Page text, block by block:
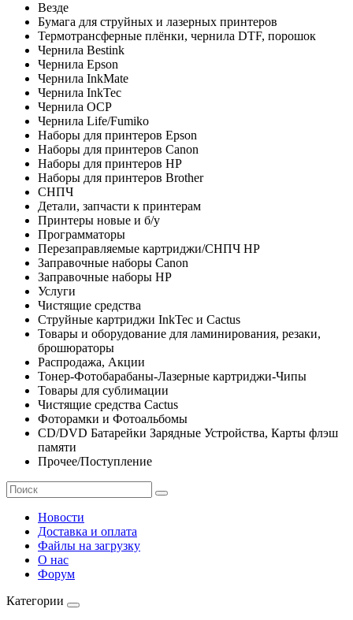
Везде
Бумага для струйных и лазерных принтеров
Термотрансферные плёнки, чернила DTF, порошок
Чернила Bestink
Чернила Epson
Чернила InkMate
Чернила InkTec
Чернила OCP
Чернила Life/Fumiko
Наборы для принтеров Epson
Наборы для принтеров Canon
Наборы для принтеров HP
Наборы для принтеров Brother
СНПЧ
Детали, запчасти к принтерам
Принтеры новые и б/у
Программаторы
Перезаправляемые картриджи/СНПЧ HP
Заправочные наборы Canon
Заправочные наборы HP
Услуги
Чистящие средства
Струйные картриджи InkTec и Cactus
Товары и оборудование для ламинирования, резаки,
брошюраторы
Распродажа, Акции
Тонер-Фотобарабаны-Лазерные картриджи-Чипы
Товары для сублимации
Чистящие средства Cactus
Фоторамки и Фотоальбомы
CD/DVD Батарейки Зарядные Устройства, Карты флэш
памяти
Прочее/Поступление
Новости
Доставка и оплата
Файлы на загрузку
О нас
Форум
Категории